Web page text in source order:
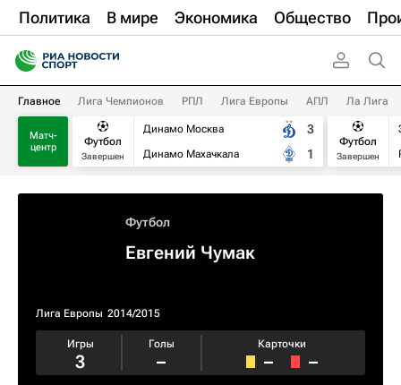
Политика В мире Экономика Общество
Главное Лига Чемпионов РПЛ Лига Европы АПЛ Ла Лига
Матч-
центр
Футбол
Завершен
Динамо Москва
Динамо Махачкала
3
1
Футбол
Завершен
Футбол
Евгений Чумак
Лига Европы 2014/2015
Игры
3
Голы
–
Карточки
– –